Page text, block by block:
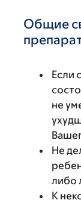
Общие
Если
не
Не
либо
К